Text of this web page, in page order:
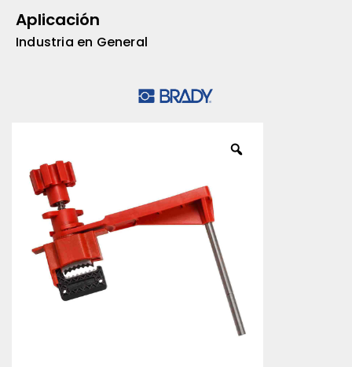
Aplicación
Industria en General